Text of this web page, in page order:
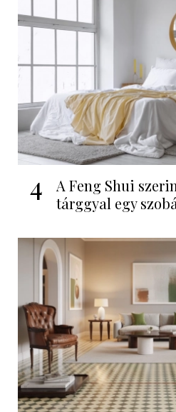
4
A Feng Shui
tárggyal egy